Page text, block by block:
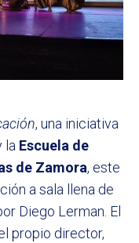
, una iniciativa
la Escuela de
de Zamora, este
a sala llena de
Diego Lerman. El
propio director,